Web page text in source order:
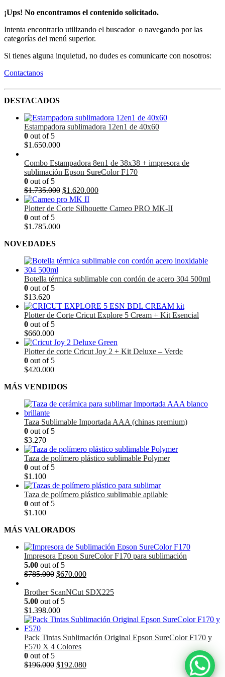
¡Ups! No encontramos el contenido solicitado.
Intenta encontrarlo utilizando el buscador o navegando por las
categorías del menú superior.
Si tienes alguna inquietud, no dudes es comunicarte con nosotros:
Contactanos
DESTACADOS
Estampadora sublimadora 12en1 de 40x60
0 out of 5
$1.650.000
Combo Estampadora 8en1 de 38x38 + impresora de
sublimación Epson SureColor F170
0 out of 5
$1.735.000 El
precio
original
$1.620.000El
actual
Plotter de Corte Silhouette Cameo PRO MK-II
0 out of 5
$1.785.000
NOVEDADES
Botella térmica sublimable con cordón de acero 304 500ml
0 out of 5
$13.620
Plotter de Corte Cricut Explore 5 Cream + Kit Esencial
0 out of 5
$660.000
Plotter de corte Cricut Joy 2 + Kit Deluxe – Verde
0 out of 5
$420.000
MÁS VENDIDOS
Taza Sublimable Importada AAA (chinas premium)
0 out of 5
$3.270
Taza de polímero plástico sublimable Polymer
0 out of 5
$1.100
Taza de polímero plástico sublimable apilable
0 out of 5
$1.100
MÁS VALORADOS
Impresora Epson SureColor F170 para sublimación
5.00 out of 5
$785.000 El
original
era:
$785.000.
$670.000El
actual
Brother ScanNCut SDX225
5.00 out of 5
$1.398.000
Pack Tintas Sublimación Original Epson SureColor F170 y
F570 X 4 Colores
0 out of 5
$196.000 El
$192.080El